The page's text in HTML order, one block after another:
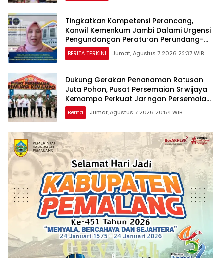
Tingkatkan Kompetensi Perancang,
Kanwil Kemenkum Jambi Dalami Urgensi
Pengundangan Peraturan Perundang-
undangan
BERITA TERKINI Jumat, Agustus 7 2026 22:37 WIB
Dukung Gerakan Penanaman Ratusan
Juta Pohon, Pusat Persemaian Sriwijaya
Kemampo Perkuat Jaringan Persemaian
Nasional*
Berita Jumat, Agustus 7 2026 20:54 WIB